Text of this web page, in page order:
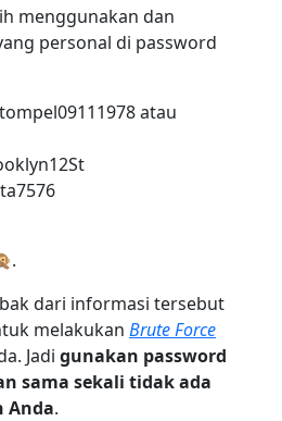
menggunakan dan
personal di password
atau
dari informasi tersebut
melakukan Brute Force
Jadi gunakan password
sama sekali tidak ada
Anda.